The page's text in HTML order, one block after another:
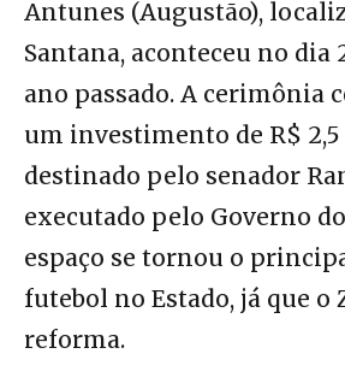
Antunes (Augustão),
Santana, aconteceu no dia
ano passado. A cerimônia
um investimento de R$
destinado pelo senador
executado pelo Governo
espaço se tornou o
futebol no Estado, já que o
reforma.